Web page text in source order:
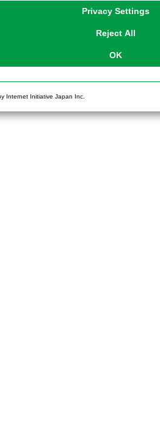
or rejection settings at any time via
Privacy Settings
Reject All
OK
Internet Initiative Japan Inc.